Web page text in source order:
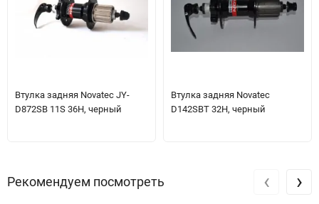
Втулка задняя Novatec JY-
D872SB 11S 36H, черный
Втулка задняя Novatec
D142SBT 32H, черный
Рекомендуем посмотреть ‹ ›